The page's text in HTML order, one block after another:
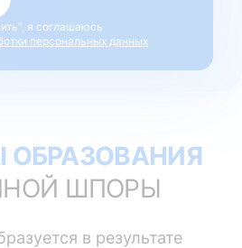
я соглашаюсь
персональных данных
ОБРАЗОВАНИЯ
ШПОРЫ
в результате